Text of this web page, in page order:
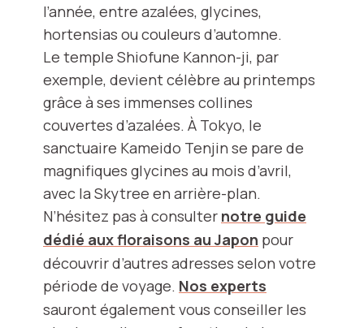
l’année, entre azalées, glycines,
hortensias ou couleurs d’automne.
Le temple Shiofune Kannon-ji, par
exemple, devient célèbre au printemps
grâce à ses immenses collines
couvertes d’azalées. À Tokyo, le
sanctuaire Kameido Tenjin se pare de
magnifiques glycines au mois d’avril,
avec la Skytree en arrière-plan.
N’hésitez pas à consulter notre guide
dédié aux floraisons au Japon pour
découvrir d’autres adresses selon votre
période de voyage. Nos experts
sauront également vous conseiller les